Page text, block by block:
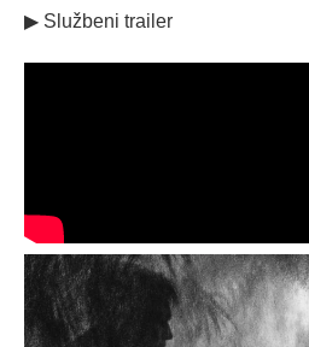
▶ Službeni trailer